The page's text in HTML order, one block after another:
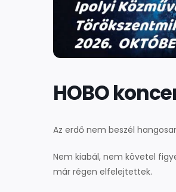
HOBO
Az erdő nem beszél
Nem kiabál, nem követel
már régen elfelejtettek.